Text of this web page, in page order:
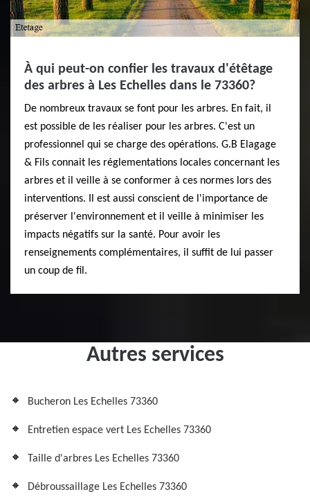
À qui peut-on confier les travaux d'étêtage
des arbres à Les Echelles dans le 73360?
De nombreux travaux se font pour les arbres. En fait, il
est possible de les réaliser pour les arbres. C'est un
professionnel qui se charge des opérations. G.B Elagage
& Fils connait les réglementations locales concernant les
arbres et il veille à se conformer à ces normes lors des
interventions. Il est aussi conscient de l'importance de
préserver l'environnement et il veille à minimiser les
impacts négatifs sur la santé. Pour avoir les
renseignements complémentaires, il suffit de lui passer
un coup de fil.
Autres services
Bucheron Les Echelles 73360
Entretien espace vert Les Echelles 73360
Taille d'arbres Les Echelles 73360
Débroussaillage Les Echelles 73360